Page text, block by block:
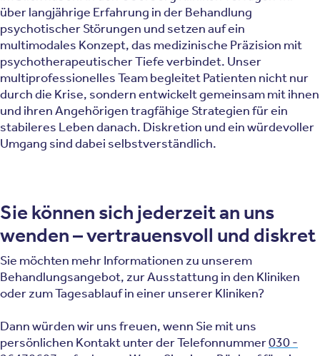
über langjährige Erfahrung in der Behandlung
psychotischer Störungen und setzen auf ein
multimodales Konzept, das medizinische Präzision mit
psychotherapeutischer Tiefe verbindet. Unser
multiprofessionelles Team begleitet Patienten nicht nur
durch die Krise, sondern entwickelt gemeinsam mit ihnen
und ihren Angehörigen tragfähige Strategien für ein
stabileres Leben danach. Diskretion und ein würdevoller
Umgang sind dabei selbstverständlich.
Sie können sich jederzeit an uns
wenden – vertrauensvoll und diskret
Sie möchten mehr Informationen zu unserem
Behandlungsangebot, zur Ausstattung in den Kliniken
oder zum Tagesablauf in einer unserer Kliniken?
Dann würden wir uns freuen, wenn Sie mit uns
persönlichen Kontakt unter der Telefonnummer030 -